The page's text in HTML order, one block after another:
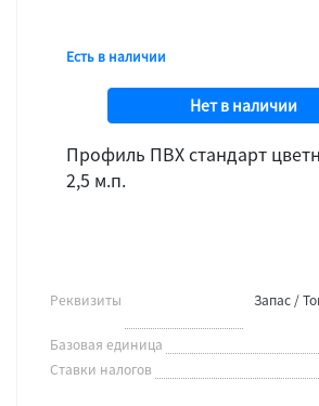
Есть в наличии
Нет в наличии
Профиль ПВХ стандарт
2,5 м.п.
Реквизиты
Запас /
Базовая единица
Ставки налогов